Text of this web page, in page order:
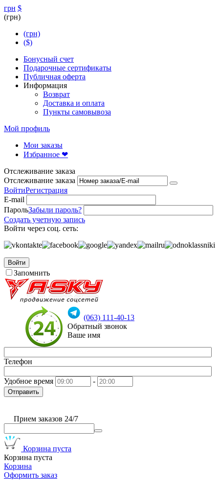
грн $
(грн)
(грн)
($)
Бонусный счет
Подарочные сертификаты
Публичная оферта
Информация
Возврат
Доставка и оплата
Пункты самовывоза
Мой профиль
Мои заказы
Избранное ❤
Отслеживание заказа
Отслеживание заказа
ВойтиРегистрация
E-mail
ПарольЗабыли пароль?
Создать учетную запись
Войти через соц. сеть:
Войти
Запомнить
(063) 111-40-13
Обратный звонок
Ваше имя
Телефон
Удобное время -
Отправить
Прием заказов 24/7
Корзина пуста
Корзина пуста
Корзина
Оформить заказ